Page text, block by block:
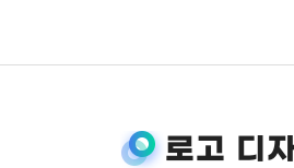
로고 디